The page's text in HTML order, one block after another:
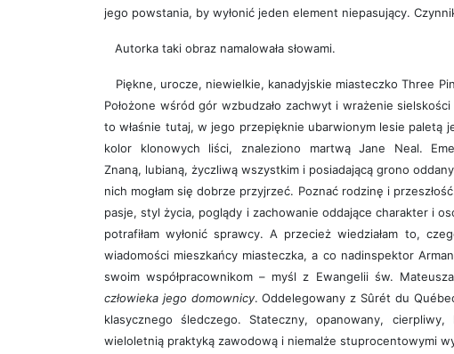
jego powstania, by wyłonić jeden element niepasujący.
Autorka taki obraz namalowała słowami.
Piękne, urocze, niewielkie, kanadyjskie miasteczko Three
Położone wśród gór wzbudzało zachwyt i wrażenie
to właśnie tutaj, w jego przepięknie ubarwionym lesie paletą
kolor klonowych liści, znaleziono martwą Jane Neal.
Znaną, lubianą, życzliwą wszystkim i posiadającą grono
nich mogłam się dobrze przyjrzeć. Poznać rodzinę i
pasje, styl życia, poglądy i zachowanie oddające charakter i
potrafiłam wyłonić sprawcy. A przecież wiedziałam to,
wiadomości mieszkańcy miasteczka, a co nadinspektor
swoim współpracownikom – myśl z Ewangelii św.
człowieka jego domownicy. Oddelegowany z Sûrét du
klasycznego śledczego. Stateczny, opanowany,
wieloletnią praktyką zawodową i niemalże stuprocentowymi